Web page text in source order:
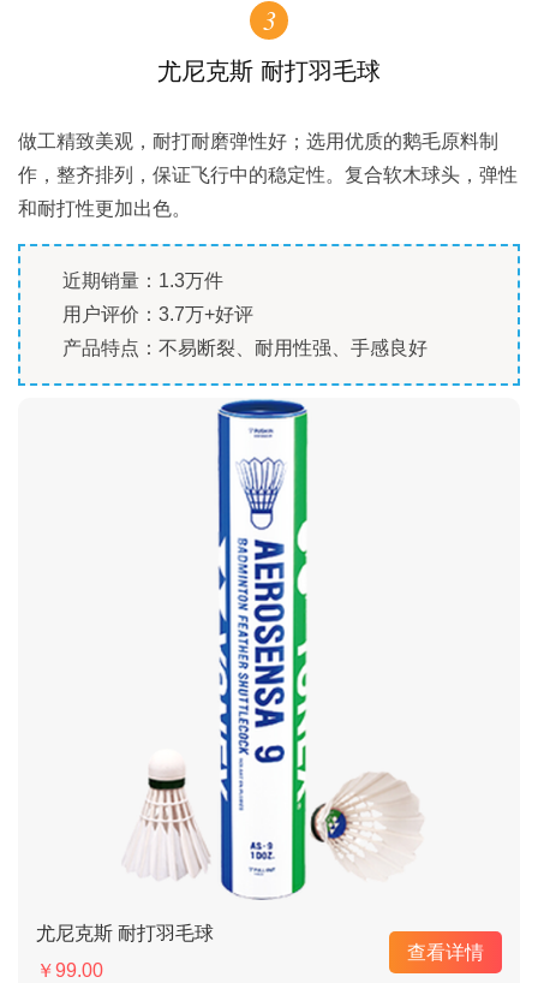
3
尤尼克斯 耐打羽毛球
做工精致美观，耐打耐磨弹性好；选用优质的鹅毛原料制
作，整齐排列，保证飞行中的稳定性。复合软木球头，弹性
和耐打性更加出色。
近期销量：1.3万件
用户评价：3.7万+好评
产品特点：不易断裂、耐用性强、手感良好
尤尼克斯 耐打羽毛球
￥99.00
查看详情